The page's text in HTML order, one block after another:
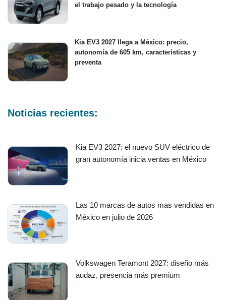
el trabajo pesado y la tecnología
Kia EV3 2027 llega a México: precio,
autonomía de 605 km, características y
preventa
Noticias recientes:
Kia EV3 2027: el nuevo SUV eléctrico de
gran autonomía inicia ventas en México
Las 10 marcas de autos mas vendidas en
México en julio de 2026
Volkswagen Teramont 2027: diseño más
audaz, presencia más premium